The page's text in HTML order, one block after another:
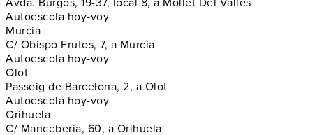
Avda. Burgos, 19-37, local 8, a Mollet Del Vallès
Autoescola hoy-voy
Murcia
C/ Obispo Frutos, 7, a Murcia
Autoescola hoy-voy
Olot
Passeig de Barcelona, 2, a Olot
Autoescola hoy-voy
Orihuela
C/ Mancebería, 60, a Orihuela